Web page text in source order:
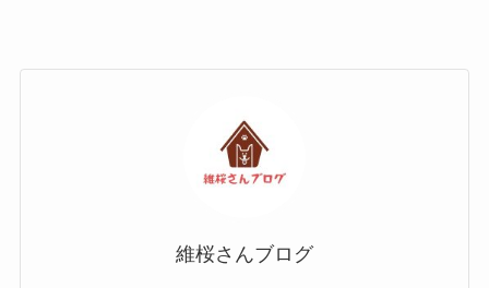
維桜さんブログ